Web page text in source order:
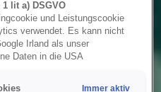
lit a) DSGVO
und Leistungscookie
verwendet. Es kann nicht
Irland als unser
Daten in die USA
der Sache nach
Immer aktiv